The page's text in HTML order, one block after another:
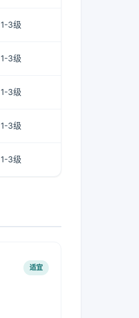
1-3级
1-3级
1-3级
1-3级
1-3级
适宜